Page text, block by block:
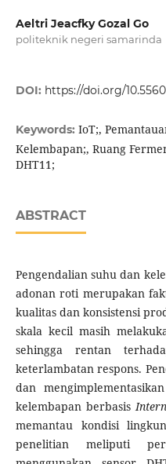
Aeltri Jeacfky Gozal Go
politeknik negeri samarinda
DOI: https://doi.org/
Keywords: IoT;,
Kelembapan;, Ruang
DHT11;
ABSTRACT
Pengendalian suhu dan
adonan roti merupakan
kualitas dan konsistensi
skala kecil masih
sehingga rentan
keterlambatan respons.
dan
kelembapan berbasis
memantau kondisi
penelitian meliputi